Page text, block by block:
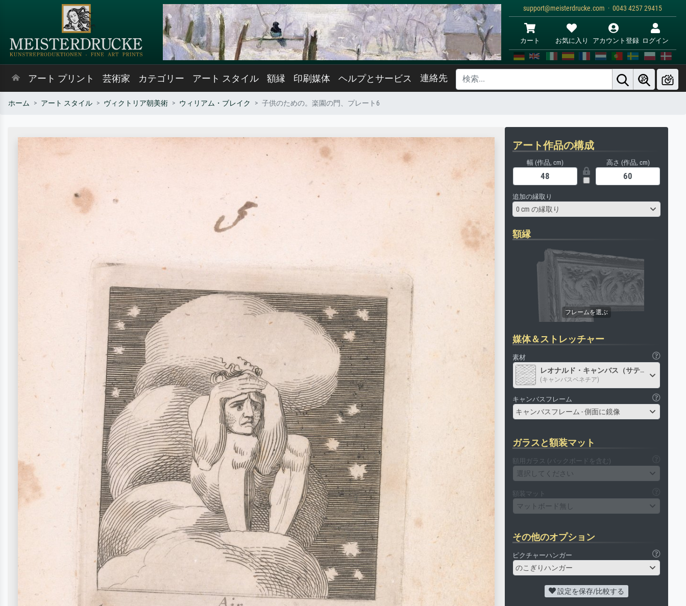
support@meisterdrucke.com · 0043 4257 29415
カート お気に入り アカウント登録 ログイン
アート プリント 芸術家 カテゴリー アート スタイル 額縁 印刷媒体 ヘルプとサービス 連絡先
ホーム アート スタイル ヴィクトリア朝美術 ウィリアム・ブレイク 子供のための。楽園の門、プレート6
アート作品の構成
幅 (作品, cm) 高さ (作品, cm)
追加の縁取り
0 cm の縁取り
額縁
媒体＆ストレッチャー
素材
レオナルド・キャンバス（サテン）
(キャンバスベネチア)
キャンバスフレーム
キャンバスフレーム - 側面に鏡像
ガラスと額装マット
額用ガラス (バックボードを含む)
選択してください
額装マット
マットボード無し
その他のオプション
ピクチャーハンガー
のこぎりハンガー
設定を保存/比較する